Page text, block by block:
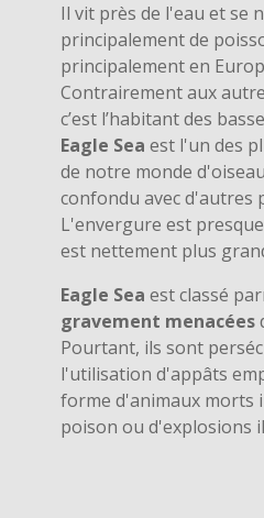
Il vit près de l'eau et se
principalement de
principalement en
Contrairement aux
c’est l’habitant des
Eagle Sea est l'un des
de notre monde
confondu avec d'autres
L'envergure est
est nettement plus
Eagle Sea est classé
gravement menacées
Pourtant, ils sont
l'utilisation d'appâts
forme d'animaux morts
poison ou d'explosions